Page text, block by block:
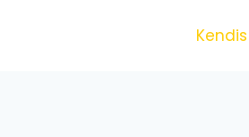
Kendis